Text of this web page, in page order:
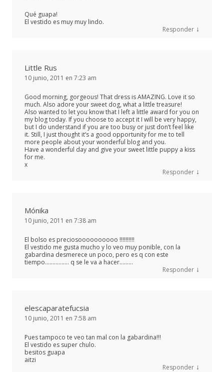
Qué guapa!
El vestido es muy muy lindo.
Responder ↓
Little Rus
10 junio, 2011 en 7:23 am
Good morning, gorgeous! That dress is AMAZING. Love it so
much. Also adore your sweet dog, what a little treasure!
Also wanted to let you know that I left a little award for you on
my blog today. If you choose to accept it I will be very happy,
but I do understand if you are too busy or just don’t feel like
it. Still, I just thought it’s a good opportunity for me to tell
more people about your wonderful blog and you.
Have a wonderful day and give your sweet little puppy a kiss
for me.
x
Responder ↓
Mónika
10 junio, 2011 en 7:38 am
El bolso es preciosoooooooooo !!!!!!!!!!
El vestido me gusta mucho y lo veo muy ponible, con la
gabardina desmerece un poco, pero es q con este
tiempo……………. q se le va a hacer………
Responder ↓
elescaparatefucsia
10 junio, 2011 en 7:58 am
Pues tampoco te veo tan mal con la gabardina!!!
El vestido es super chulo.
besitos guapa
aitzi
Responder ↓